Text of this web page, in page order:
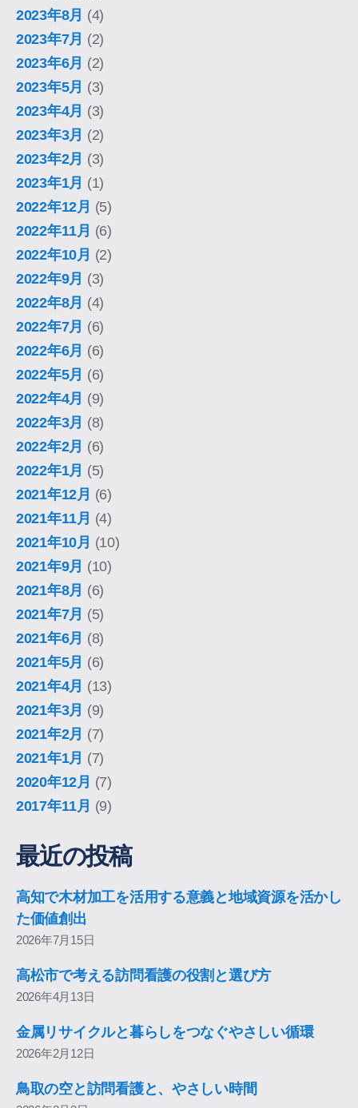
2023年8月 (4)
2023年7月 (2)
2023年6月 (2)
2023年5月 (3)
2023年4月 (3)
2023年3月 (2)
2023年2月 (3)
2023年1月 (1)
2022年12月 (5)
2022年11月 (6)
2022年10月 (2)
2022年9月 (3)
2022年8月 (4)
2022年7月 (6)
2022年6月 (6)
2022年5月 (6)
2022年4月 (9)
2022年3月 (8)
2022年2月 (6)
2022年1月 (5)
2021年12月 (6)
2021年11月 (4)
2021年10月 (10)
2021年9月 (10)
2021年8月 (6)
2021年7月 (5)
2021年6月 (8)
2021年5月 (6)
2021年4月 (13)
2021年3月 (9)
2021年2月 (7)
2021年1月 (7)
2020年12月 (7)
2017年11月 (9)
最近の投稿
高知で木材加工を活用する意義と地域資源を活かし
た価値創出
2026年7月15日
高松市で考える訪問看護の役割と選び方
2026年4月13日
金属リサイクルと暮らしをつなぐやさしい循環
2026年2月12日
鳥取の空と訪問看護と、やさしい時間